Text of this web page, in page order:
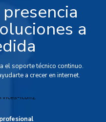
a
el soporte técnico continuo.
a crecer en internet.